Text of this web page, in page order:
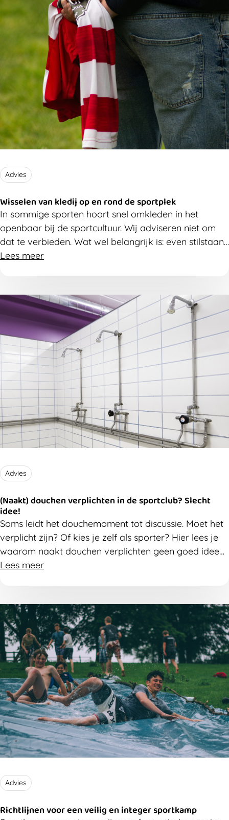
Advies
Wisselen van kledij op en rond de sportplek
In sommige sporten hoort snel omkleden in het
openbaar bij de sportcultuur. Wij adviseren niet om
dat te verbieden. Wat wel belangrijk is: even stilstaan
bij hoe iedereen zich daarbij voelt. Misschien ben je je
Lees meer
Advies
(Naakt) douchen verplichten in de sportclub? Slecht
idee!
Soms leidt het douchemoment tot discussie. Moet het
verplicht zijn? Of kies je zelf als sporter? Hier lees je
waarom naakt douchen verplichten geen goed idee
is.
Lees meer
Advies
Richtlijnen voor een veilig en integer sportkamp